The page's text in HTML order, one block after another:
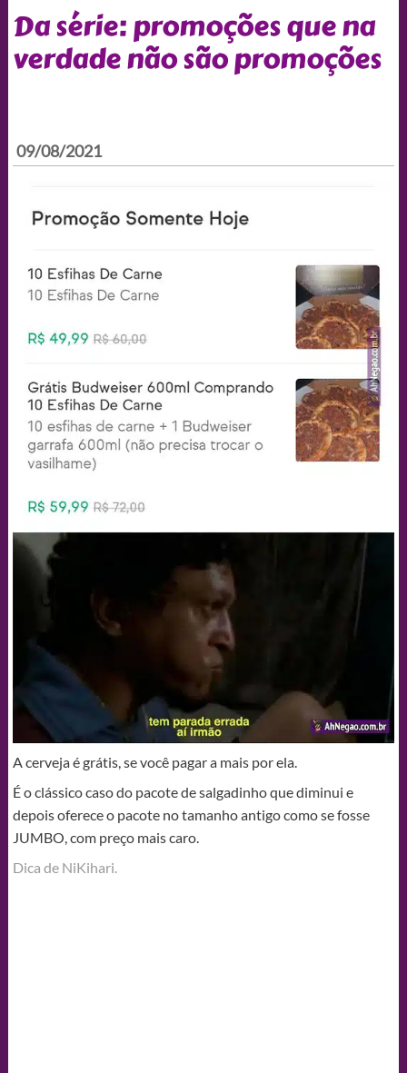
Da série: promoções que na
verdade não são promoções
09/08/2021
A cerveja é grátis, se você pagar a mais por ela.
É o clássico caso do pacote de salgadinho que diminui e
depois oferece o pacote no tamanho antigo como se fosse
JUMBO, com preço mais caro.
Dica de NiKihari.